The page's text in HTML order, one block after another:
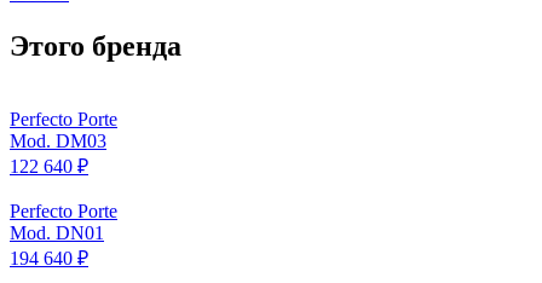
Этого бренда
Perfecto Porte
Mod. DM03
122 640 ₽
Perfecto Porte
Mod. DN01
194 640 ₽